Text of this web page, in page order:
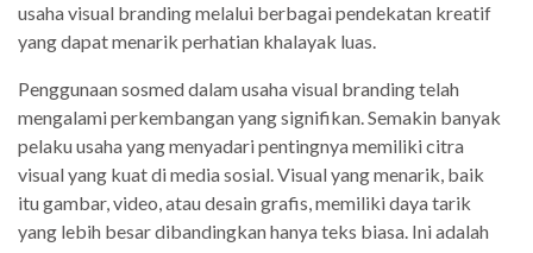
usaha visual branding melalui berbagai pendekatan kreatif
yang dapat menarik perhatian khalayak luas.
Penggunaan sosmed dalam usaha visual branding telah
mengalami perkembangan yang signifikan. Semakin banyak
pelaku usaha yang menyadari pentingnya memiliki citra
visual yang kuat di media sosial. Visual yang menarik, baik
itu gambar, video, atau desain grafis, memiliki daya tarik
yang lebih besar dibandingkan hanya teks biasa. Ini adalah